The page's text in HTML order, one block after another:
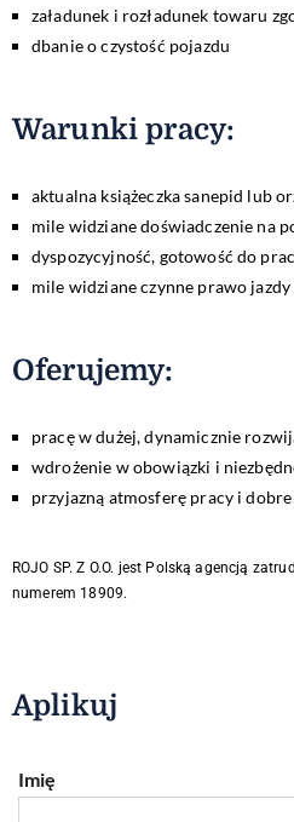
załadunek i rozładunek towaru
dbanie o czystość pojazdu
Warunki pracy:
aktualna książeczka sanepid lub
mile widziane doświadczenie na
dyspozycyjność, gotowość do
mile widziane czynne prawo jazdy
Oferujemy:
pracę w dużej, dynamicznie
wdrożenie w obowiązki i
przyjazną atmosferę pracy i
ROJO SP. Z O.O. jest Polską agencją
numerem 18909.
Aplikuj
Imię